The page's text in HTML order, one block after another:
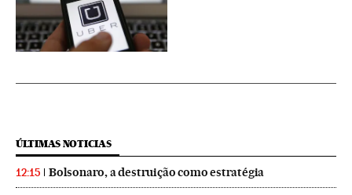
ÚLTIMAS NOTICIAS
12:15 Bolsonaro, a destruição como estratégia